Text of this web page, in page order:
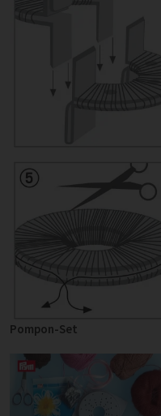
Pompon-Set